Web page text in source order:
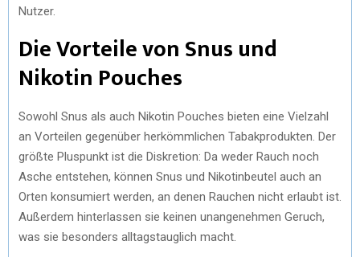
Nutzer.
Die Vorteile von Snus und
Nikotin Pouches
Sowohl Snus als auch Nikotin Pouches bieten eine Vielzahl
an Vorteilen gegenüber herkömmlichen Tabakprodukten. Der
größte Pluspunkt ist die Diskretion: Da weder Rauch noch
Asche entstehen, können Snus und Nikotinbeutel auch an
Orten konsumiert werden, an denen Rauchen nicht erlaubt ist.
Außerdem hinterlassen sie keinen unangenehmen Geruch,
was sie besonders alltagstauglich macht.